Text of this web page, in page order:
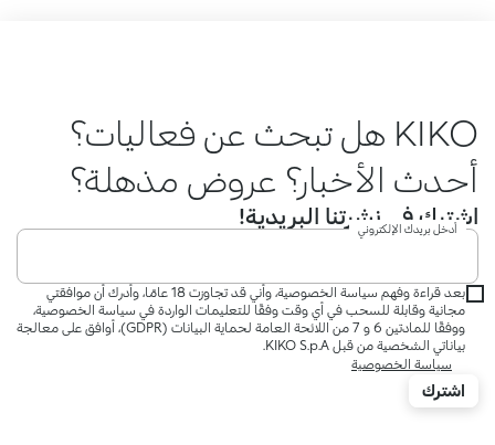
KIKO هل تبحث عن فعاليات؟
أحدث الأخبار؟ عروض مذهلة؟
اشترك في نشرتنا البريدية!
أدخل بريدك الإلكتروني
بعد قراءة وفهم سياسة الخصوصية، وأني قد تجاوزت 18 عامًا، وأدرك أن موافقتي
مجانية وقابلة للسحب في أي وقت وفقًا للتعليمات الواردة في سياسة الخصوصية،
ووفقًا للمادتين 6 و 7 من اللائحة العامة لحماية البيانات (GDPR)، أوافق على معالجة
بياناتي الشخصية من قبل KIKO S.p.A.
سياسة الخصوصية
اشترك